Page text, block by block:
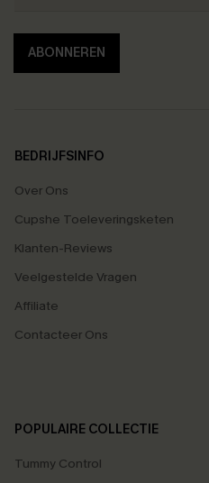
ABONNEREN
BEDRIJFSINFO
Over Ons
Cupshe Toeleveringsketen
Klanten-Reviews
Veelgestelde Vragen
Affiliate
Contacteer Ons
POPULAIRE COLLECTIE
Tummy Control